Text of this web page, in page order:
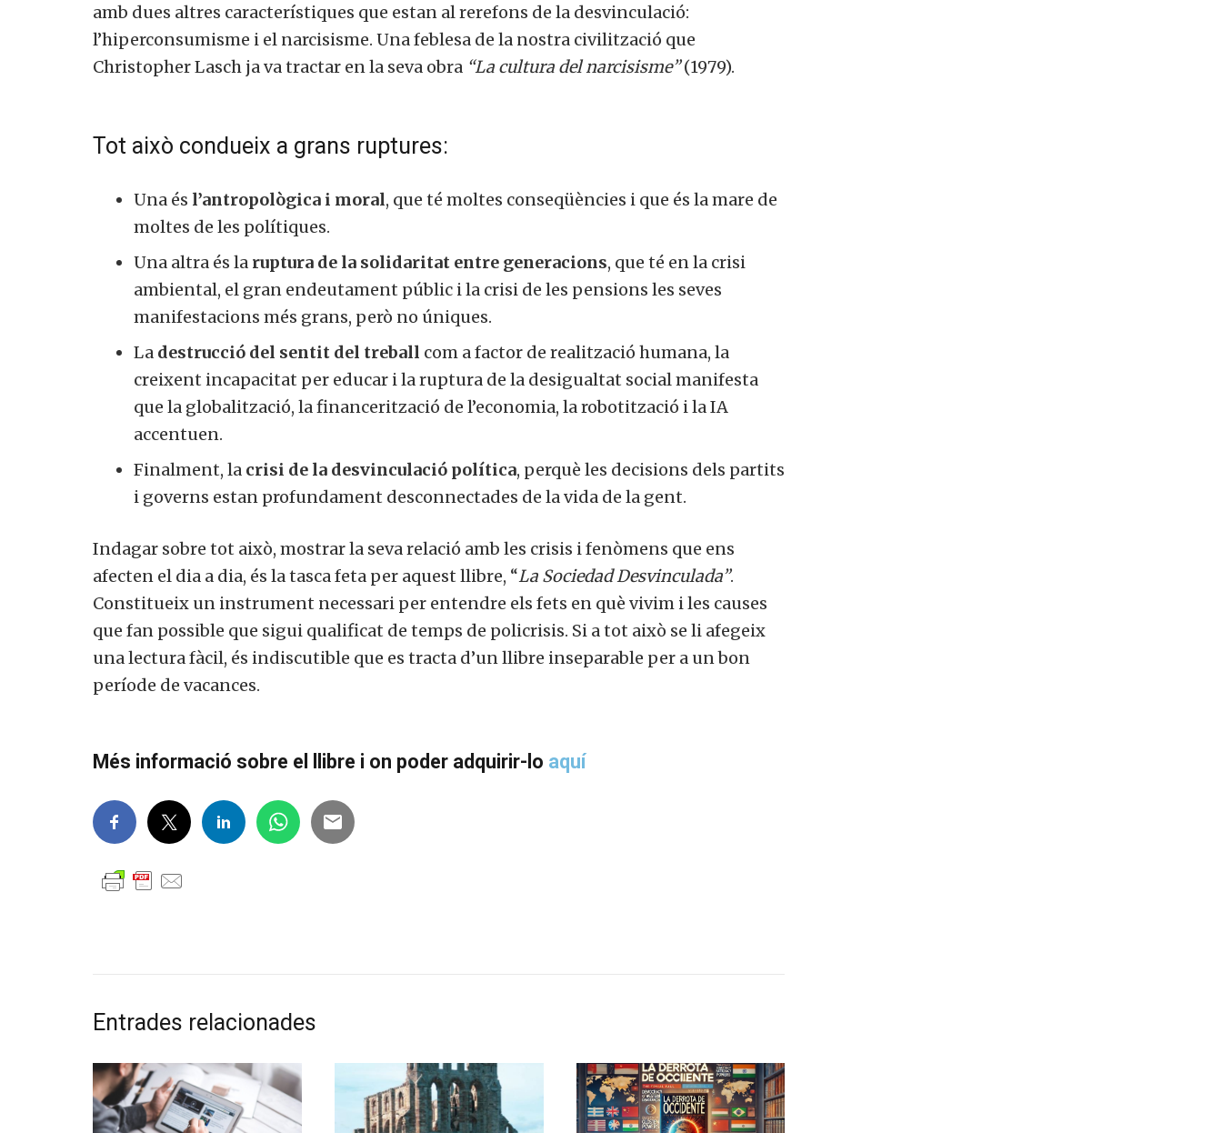
amb dues altres característiques que estan al rerefons de la desvinculació:
l’hiperconsumisme i el narcisisme. Una feblesa de la nostra civilització que
Christopher Lasch ja va tractar en la seva obra“La cultura del narcisisme”(1979).
Tot això condueix a grans ruptures:
Una ésl’antropològica i moral, que té moltes conseqüències i que és la mare de
moltes de les polítiques.
Una altra és laruptura de la solidaritat entre generacions, que té en la crisi
ambiental, el gran endeutament públic i la crisi de les pensions les seves
manifestacions més grans, però no úniques.
Ladestrucció del sentit del treballcom a factor de realització humana, la
creixent incapacitat per educar i la ruptura de la desigualtat social manifesta
que la globalització, la financerització de l’economia, la robotització i la IA
accentuen.
Finalment, lacrisi de la desvinculació política, perquè les decisions dels partits
i governs estan profundament desconnectades de la vida de la gent.
Indagar sobre tot això, mostrar la seva relació amb les crisis i fenòmens que ens
afecten el dia a dia, és la tasca feta per aquest llibre, “La Sociedad Desvinculada”.
Constitueix un instrument necessari per entendre els fets en què vivim i les causes
que fan possible que sigui qualificat de temps de policrisis. Si a tot això se li afegeix
una lectura fàcil, és indiscutible que es tracta d’un llibre inseparable per a un bon
període de vacances.
Més informació sobre el llibre i on poder adquirir-loaquí
Entrades relacionades
Si, vull col·laborar
activament